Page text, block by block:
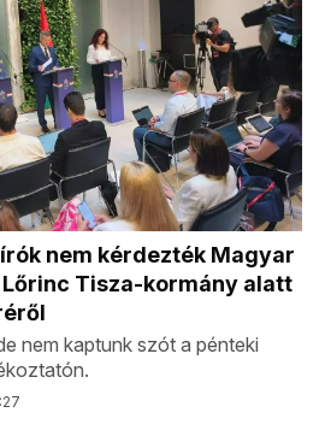
nem kérdezték Magyar
Tisza-kormány alatt
nem kaptunk szót a pénteki